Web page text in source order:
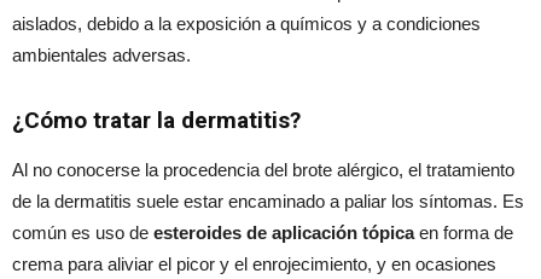
aislados, debido a la exposición a químicos y a condiciones
ambientales adversas.
¿Cómo tratar la dermatitis?
Al no conocerse la procedencia del brote alérgico, el tratamiento
de la dermatitis suele estar encaminado a paliar los síntomas. Es
común es uso de esteroides de aplicación tópicaen forma de
crema para aliviar el picor y el enrojecimiento, y en ocasiones